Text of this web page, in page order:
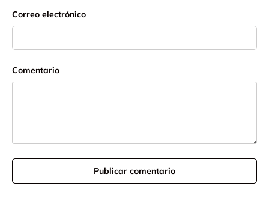
Correo electrónico
Comentario
Publicar comentario